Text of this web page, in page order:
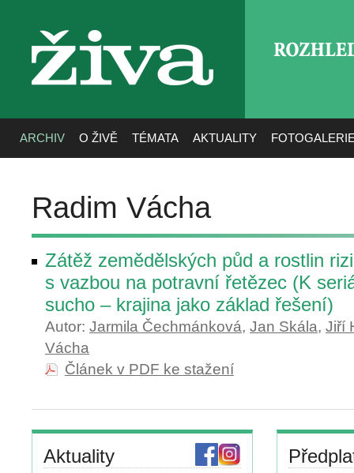
živa
ARCHIV O ŽIVĚ TÉMATA AKTUALITY
Radim Vácha
Zátěž zemědělských půd a rostlin
s vazbou na potravní řetězec (K
sucho – krajina jako základ řešení)
Autor: Jarmila Čechmánková, Jan Skála, Jiří
Vácha
Článek v PDF ke stažení
Aktuality